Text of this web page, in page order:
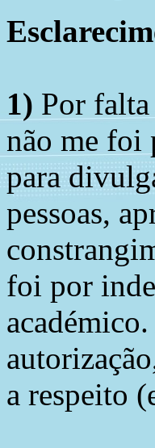
1) Por
não me foi
para
pessoas,
foi por
a respeito